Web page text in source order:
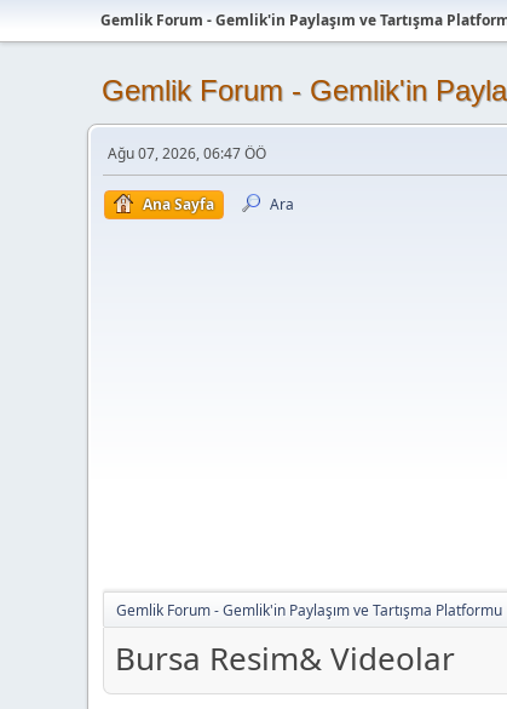
Gemlik Forum - Gemlik'in Paylaşım ve Tartışma
Gemlik Forum - Gemlik'in
Ağu 07, 2026, 06:47 ÖÖ
Ana Sayfa Ara
Gemlik Forum - Gemlik'in Paylaşım ve Tartışma Platformu
Bursa Resim& Videolar